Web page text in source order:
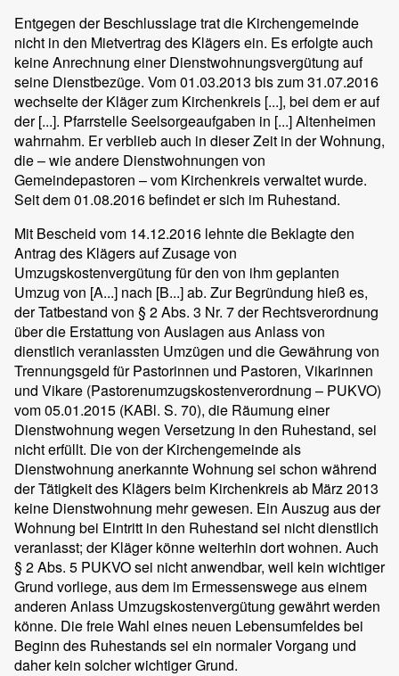
Entgegen der Beschlusslage trat die Kirchengemeinde
nicht in den Mietvertrag des Klägers ein. Es erfolgte auch
keine Anrechnung einer Dienstwohnungsvergütung auf
seine Dienstbezüge. Vom 01.03.2013 bis zum 31.07.2016
wechselte der Kläger zum Kirchenkreis [...], bei dem er auf
der [...]. Pfarrstelle Seelsorgeaufgaben in [...] Altenheimen
wahrnahm. Er verblieb auch in dieser Zeit in der Wohnung,
die – wie andere Dienstwohnungen von
Gemeindepastoren – vom Kirchenkreis verwaltet wurde.
Seit dem 01.08.2016 befindet er sich im Ruhestand.
Mit Bescheid vom 14.12.2016 lehnte die Beklagte den
Antrag des Klägers auf Zusage von
Umzugskostenvergütung für den von ihm geplanten
Umzug von [A...] nach [B...] ab. Zur Begründung hieß es,
der Tatbestand von § 2 Abs. 3 Nr. 7 der Rechtsverordnung
über die Erstattung von Auslagen aus Anlass von
dienstlich veranlassten Umzügen und die Gewährung von
Trennungsgeld für Pastorinnen und Pastoren, Vikarinnen
und Vikare (Pastorenumzugskostenverordnung – PUKVO)
vom 05.01.2015 (KABl. S. 70), die Räumung einer
Dienstwohnung wegen Versetzung in den Ruhestand, sei
nicht erfüllt. Die von der Kirchengemeinde als
Dienstwohnung anerkannte Wohnung sei schon während
der Tätigkeit des Klägers beim Kirchenkreis ab März 2013
keine Dienstwohnung mehr gewesen. Ein Auszug aus der
Wohnung bei Eintritt in den Ruhestand sei nicht dienstlich
veranlasst; der Kläger könne weiterhin dort wohnen. Auch
§ 2 Abs. 5 PUKVO sei nicht anwendbar, weil kein wichtiger
Grund vorliege, aus dem im Ermessenswege aus einem
anderen Anlass Umzugskostenvergütung gewährt werden
könne. Die freie Wahl eines neuen Lebensumfeldes bei
Beginn des Ruhestands sei ein normaler Vorgang und
daher kein solcher wichtiger Grund.